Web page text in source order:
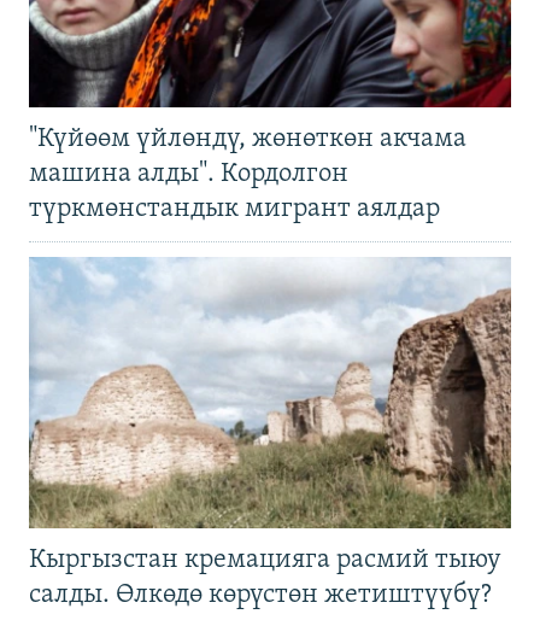
"Күйөөм үйлөндү, жөнөткөн акчама
машина алды". Кордолгон
түркмөнстандык мигрант аялдар
Кыргызстан кремацияга расмий тыюу
салды. Өлкөдө көрүстөн жетиштүүбү?